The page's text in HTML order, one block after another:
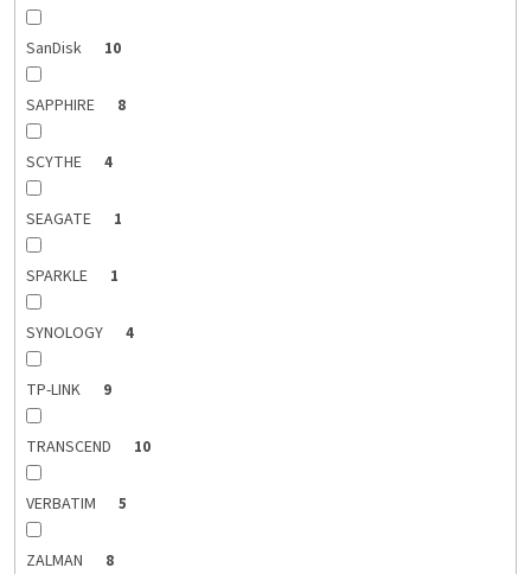
SanDisk 10
SAPPHIRE 8
SCYTHE 4
SEAGATE 1
SPARKLE 1
SYNOLOGY 4
TP-LINK 9
TRANSCEND 10
VERBATIM 5
ZALMAN 8